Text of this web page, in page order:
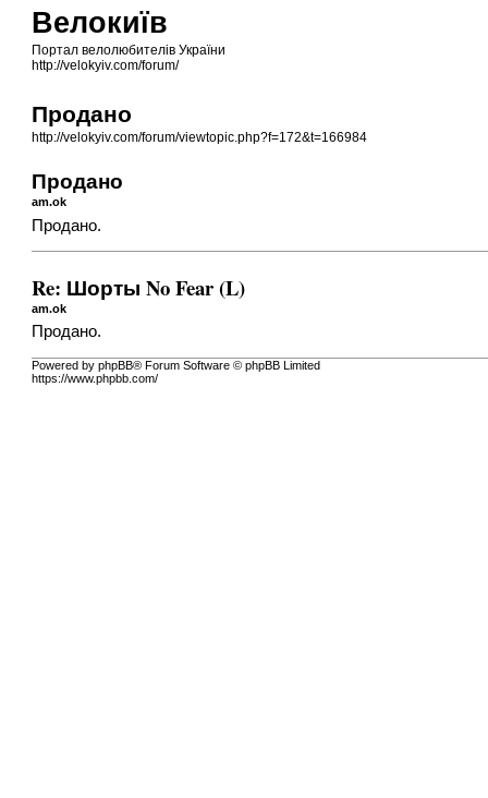
Велокиїв
Портал велолюбителів України
http://velokyiv.com/forum/
Продано
http://velokyiv.com/forum/viewtopic.php?f=172&t=166984
Продано
am.ok
Продано.
Re: Шорты No Fear (L)
am.ok
Продано.
Powered by phpBB® Forum Software © phpBB Limited
https://www.phpbb.com/